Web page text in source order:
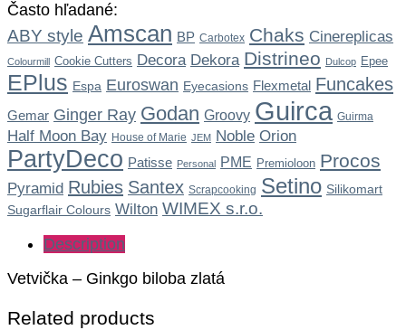
Často hľadané:
ABY style Amscan BP Carbotex Chaks Cinereplicas
Colourmill Cookie Cutters Decora Dekora Distrineo Dulcop Epee
EPlus Espa Euroswan Eyecasions Flexmetal Funcakes
Gemar Ginger Ray Godan Groovy Guirca Guirma
Half Moon Bay House of Marie JEM Noble Orion
PartyDeco Patisse Personal PME Premioloon Procos
Pyramid Rubies Santex Scrapcooking Setino Silikomart
Sugarflair Colours Wilton WIMEX s.r.o.
Description
Vetvička – Ginkgo biloba zlatá
Related products